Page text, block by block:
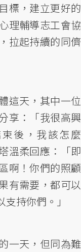
標，建立更好的
理輔導志工會協
拉起持續的同儕
這天，其中一位
享：「我很高興
後，我該怎麼
溫柔回應：「即
啊！你們的照顧
有需要，都可以
持你們。」
一天，但同為難